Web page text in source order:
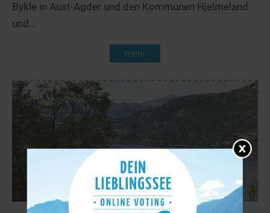
Bykle in Aust-Agder und den Kommunen Hjelmeland
und...
mehr